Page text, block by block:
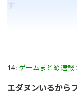
す
14: ゲームまとめ速報
エダヌンいるから